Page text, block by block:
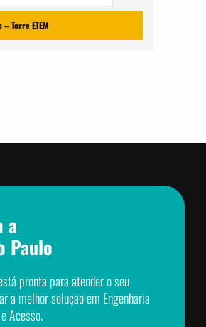
Torre ETEM
a
Paulo
pronta para atender o seu
a melhor solução em Engenharia
Acesso.